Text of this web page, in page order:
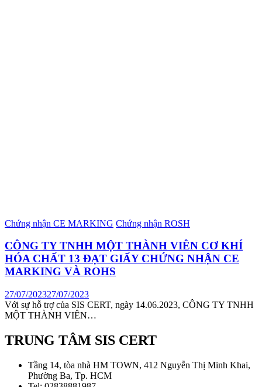
Chứng nhận CE MARKING Chứng nhận ROSH
CÔNG TY TNHH MỘT THÀNH VIÊN CƠ KHÍ
HÓA CHẤT 13 ĐẠT GIẤY CHỨNG NHẬN CE
MARKING VÀ ROHS
27/07/202327/07/2023
Với sự hỗ trợ của SIS CERT, ngày 14.06.2023, CÔNG TY TNHH
MỘT THÀNH VIÊN…
TRUNG TÂM SIS CERT
Tầng 14, tòa nhà HM TOWN, 412 Nguyễn Thị Minh Khai,
Phường Ba, Tp. HCM